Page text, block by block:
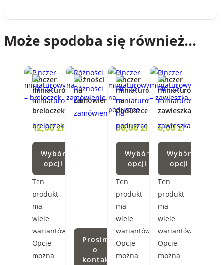
Może spodoba się również…
Pinczer
miniaturowy
–
breloczek
12,00zł
Wybór
opcji
Ten
produkt
ma
wiele
wariantów.
Opcje
można
Różności
na
zamówienie
Prosimy
o
kontakt
Pinczer
miniaturowy
na
poduszce
50,00zł
Wybór
opcji
Ten
produkt
ma
wiele
wariantów.
Opcje
można
Pinczer
miniaturowy
–
zawieszka
6,00zł
Wybór
opcji
Ten
produkt
ma
wiele
wariantów.
Opcje
można